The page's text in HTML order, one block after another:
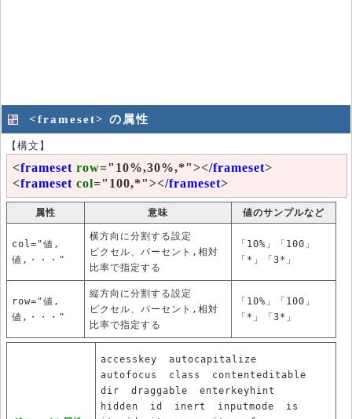
<frameset> の属性
【構文】
<frameset row="10%,30%,*"></frameset>
<frameset col="100,*"></frameset>
属性 意味 値のサンプルなど
col="値,
値,・・・"
横方向に分割する設定
ピクセル、パーセント,相対
比率で指定する
「10%」「100」
「*」「3*」
row="値,
値,・・・"
縦方向に分割する設定
ピクセル、パーセント,相対
比率で指定する
「10%」「100」
「*」「3*」
accesskey
autocapitalize
autofocus
class
contenteditable
dir
draggable
enterkeyhint
hidden
id inert inputmode
is